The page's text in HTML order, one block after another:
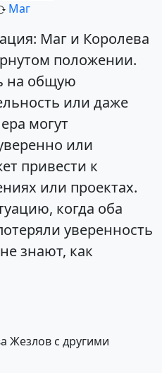
Маг
Маг и Королева
положении.
на общую
или даже
могут
или
привести к
или проектах.
когда оба
уверенность
знают, как
Жезлов с другими